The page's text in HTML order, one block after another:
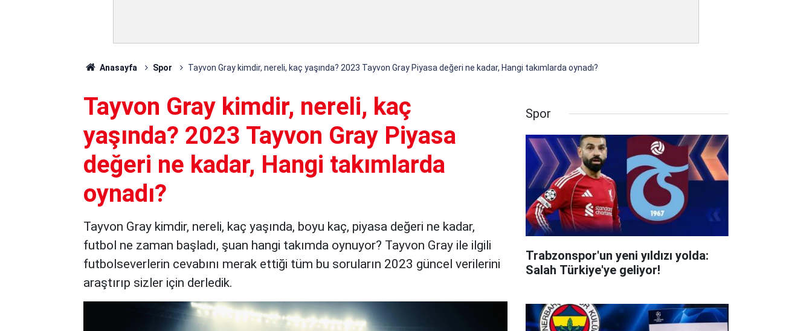
Anasayfa Spor Tayvon Gray kimdir, nereli, kaç yaşında? 2023 Tayvon Gray Piyasa değeri ne kadar, Hangi takımlarda oynadı?
Tayvon Gray kimdir, nereli, kaç
yaşında? 2023 Tayvon Gray Piyasa
değeri ne kadar, Hangi takımlarda
oynadı?
Tayvon Gray kimdir, nereli, kaç yaşında, boyu kaç, piyasa değeri ne kadar,
futbol ne zaman başladı, şuan hangi takımda oynuyor? Tayvon Gray ile ilgili
futbolseverlerin cevabını merak ettiği tüm bu soruların 2023 güncel verilerini
araştırıp sizler için derledik.
Spor
Trabzonspor'un yeni yıldızı yolda:
Salah Türkiye'ye geliyor!